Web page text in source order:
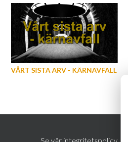
VÅRT SISTA ARV - KÄRNAVFALL